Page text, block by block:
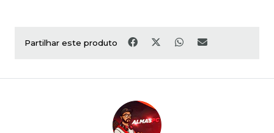
Partilhar este produto